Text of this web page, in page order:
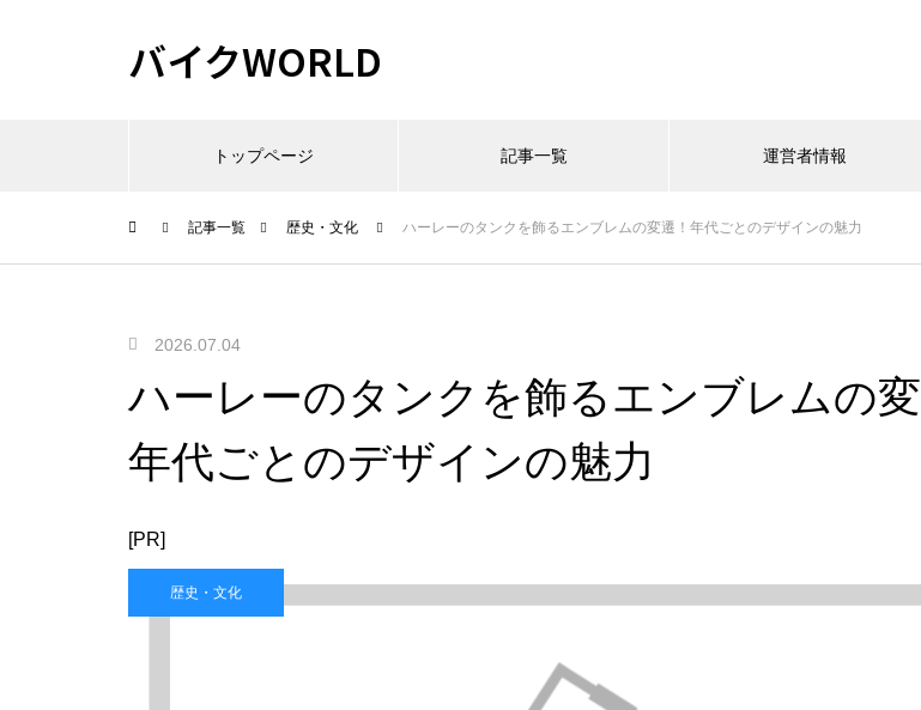
バイクWORLD
トップページ 記事一覧 運営者情報
記事一覧 歴史・文化 ハーレーのタンクを飾るエンブレムの変遷！年代ごとのデザインの魅力
2026.07.04
ハーレーのタンクを飾るエンブレムの変
年代ごとのデザインの魅力
[PR]
歴史・文化